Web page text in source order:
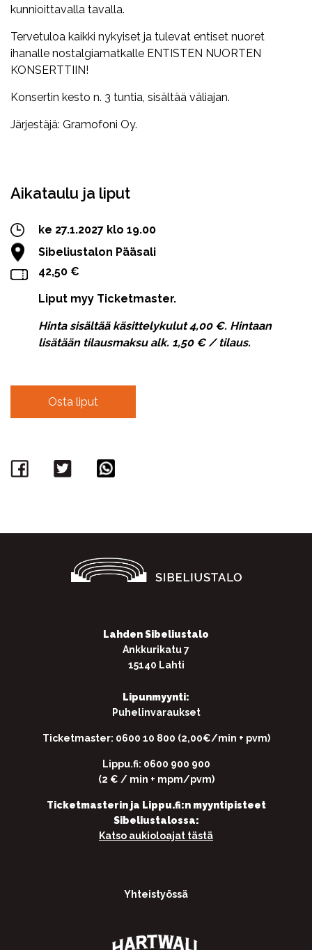
kunnioittavalla tavalla.
Tervetuloa kaikki nykyiset ja tulevat entiset nuoret
ihanalle nostalgiamatkalle ENTISTEN NUORTEN
KONSERTTIIN!
Konsertin kesto n. 3 tuntia, sisältää väliajan.
Järjestäjä: Gramofoni Oy.
Aikataulu ja liput
ke 27.1.2027 klo 19.00
Sibeliustalon Pääsali
42,50 €
Liput myy Ticketmaster.
Hinta sisältää käsittelykulut 4,00 €. Hintaan
lisätään tilausmaksu alk. 1,50 € / tilaus.
Osta liput
Facebook
Twitter
Lahden Sibeliustalo
Ankkurikatu 7
15140 Lahti
Lipunmyynti:
Puhelinvaraukset
Ticketmaster: 0600 10 800 (2,00€/min + pvm)
Lippu.fi: 0600 900 900
(2 € / min + mpm/pvm)
Ticketmasterin ja Lippu.fi:n myyntipisteet
Sibeliustalossa:
Katso aukioloajat tästä
Yhteistyössä